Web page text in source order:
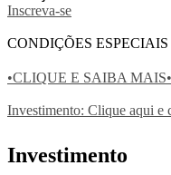
Inscreva-se
CONDIÇÕES
•CLIQUE E SAIBA MAIS•
Investimento: Clique aqui e
Investimento